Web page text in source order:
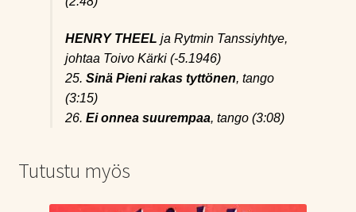
HENRY THEEL ja Rytmin Tanssiyhtye,
johtaa Toivo Kärki (-5.1946)
25. Sinä Pieni rakas tyttönen, tango
(3:15)
26. Ei onnea suurempaa, tango (3:08)
Tutustu myös